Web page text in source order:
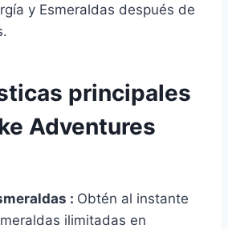
y Esmeraldas después de
principales
Adventures
: Obtén al instante
ilimitadas en